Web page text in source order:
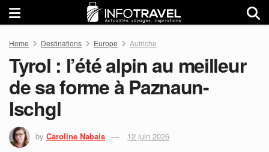
Home Destinations Europe Autriche
Tyrol : l’été alpin au meilleur
de sa forme à Paznaun-
Ischgl
by Caroline Nabais 12 juin 2026